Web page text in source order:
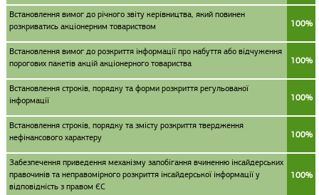
Встановлення вимог до річного звіту керівництва, який повинен
розкриватись акціонерним товариством
100%
Встановлення вимог до розкриття інформації про набуття або відчуження
порогових пакетів акцій акціонерного товариства
100%
Встановлення строків, порядку та форми розкриття регульованої
інформації
100%
Встановлення строків, порядку та змісту розкриття твердження
нефінансового характеру
100%
Забезпечення приведення механізму запобігання вчиненню інсайдерських
правочинів та неправомірного розкриття інсайдерської інформації у
відповідність з правом ЄС
100%